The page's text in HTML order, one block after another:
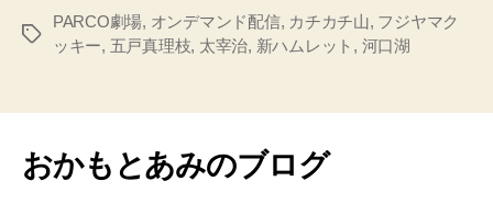
タ
PARCO劇場, オンデマンド配信, カチカチ山, フジヤマク
ッキー, 五戸真理枝, 太宰治, 新ハムレット , 河口湖
おかもとあみのブログ